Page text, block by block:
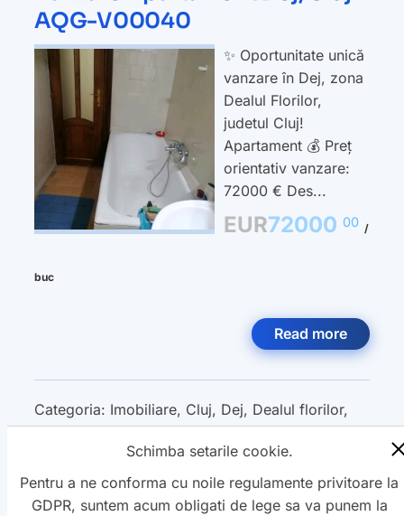
AQG-V00040
✨ Oportunitate unică
vanzare în Dej, zona
Dealul Florilor,
judetul Cluj!
Apartament 💰 Preț
orientativ vanzare:
72000 € Des...
EUR72000 00 /
buc
Read more
Categoria: Imobiliare, Cluj, Dej, Dealul florilor,
Apartament,Vanzare,
Schimba setarile cookie.
Pentru a ne conforma cu noile regulamente privitoare la
GDPR, suntem acum obligati de lege sa va punem la